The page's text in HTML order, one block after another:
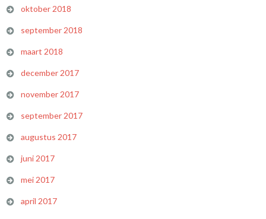
oktober 2018
september 2018
maart 2018
december 2017
november 2017
september 2017
augustus 2017
juni 2017
mei 2017
april 2017